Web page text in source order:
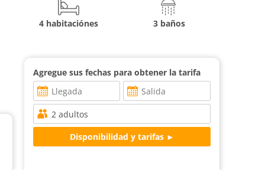
4 habitaciónes 3 baños
Agregue sus fechas para obtener la tarifa